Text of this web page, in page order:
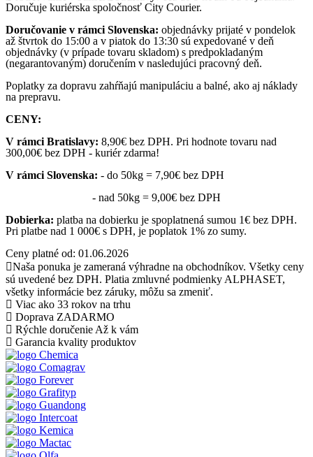
Doručuje kuriérska spoločnosť City Courier.
Doručovanie v rámci Slovenska: objednávky prijaté v pondelok
až štvrtok do 15:00 a v piatok do 13:30 sú expedované v deň
objednávky (v prípade tovaru skladom) s predpokladaným
(negarantovaným) doručením v nasledujúci pracovný deň.
Poplatky za dopravu zahŕňajú manipuláciu a balné, ako aj náklady
na prepravu.
CENY:
V rámci Bratislavy: 8,90€ bez DPH. Pri hodnote tovaru nad
300,00€ bez DPH - kuriér zdarma!
V rámci Slovenska: - do 50kg = 7,90€ bez DPH
- nad 50kg = 9,00€ bez DPH
Dobierka: platba na dobierku je spoplatnená sumou 1€ bez DPH.
Pri platbe nad 1 000€ s DPH, je poplatok 1% zo sumy.
Ceny platné od: 01.06.2026
Naša ponuka je zameraná výhradne na obchodníkov. Všetky ceny
sú uvedené bez DPH. Platia zmluvné podmienky ALPHASET,
všetky informácie bez záruky, môžu sa zmeniť.
Viac ako 33 rokov na trhu
Doprava ZADARMO
Rýchle doručenie Až k vám
Garancia kvality produktov